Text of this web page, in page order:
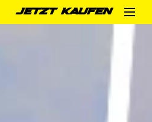
JETZT KAUFEN